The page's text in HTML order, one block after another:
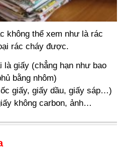
không thể xem như là rác
rác cháy được.
là giấy (chẳng hạn như bao
bằng nhôm)
giấy, giấy dầu, giấy sáp…)
không carbon, ảnh…